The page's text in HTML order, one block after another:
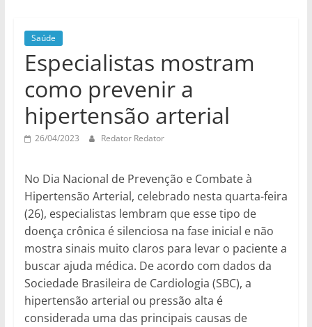
Medida
Certa!
Saúde
Especialistas mostram
como prevenir a
hipertensão arterial
26/04/2023 Redator Redator
No Dia Nacional de Prevenção e Combate à
Hipertensão Arterial, celebrado nesta quarta-feira
(26), especialistas lembram que esse tipo de
doença crônica é silenciosa na fase inicial e não
mostra sinais muito claros para levar o paciente a
buscar ajuda médica. De acordo com dados da
Sociedade Brasileira de Cardiologia (SBC), a
hipertensão arterial ou pressão alta é
considerada uma das principais causas de